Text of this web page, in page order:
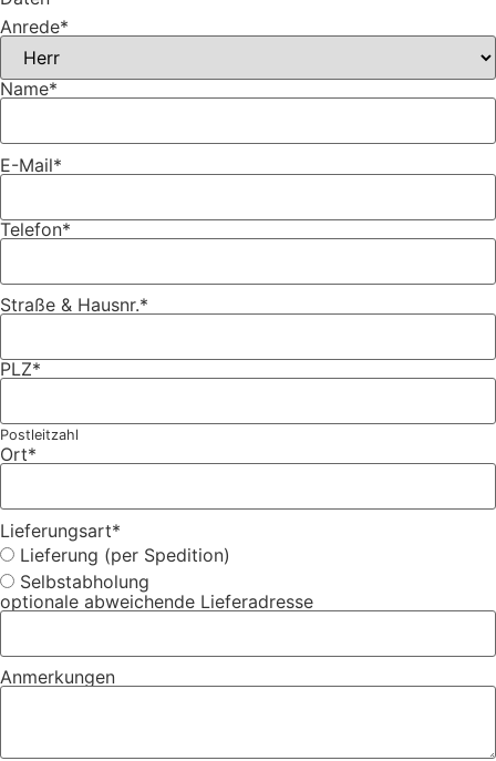
Anrede*
Name*
E-Mail*
Telefon*
Straße & Hausnr.*
PLZ*
Postleitzahl
Ort*
Lieferungsart*
Lieferung (per Spedition)
Selbstabholung
optionale abweichende Lieferadresse
Anmerkungen